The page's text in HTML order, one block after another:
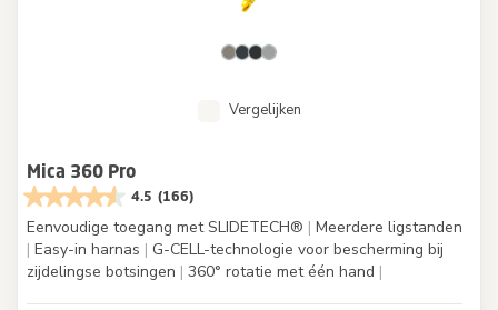
Vergelijken
Mica 360 Pro
4.5 (166)
Eenvoudige toegang met SLIDETECH® | Meerdere ligstanden
| Easy-in harnas | G-CELL-technologie voor bescherming bij
zijdelingse botsingen | 360° rotatie met één hand |